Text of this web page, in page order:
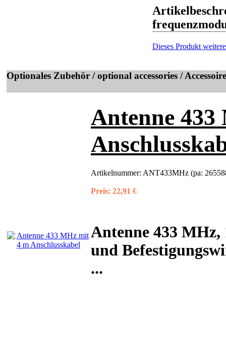
Dieses Produkt
Optionales Zubehör / optional accessories /
Antenne
Artikelnummer: ANT433MHz (pa:
Preis: 22,91 €
Antenne 433
und
...